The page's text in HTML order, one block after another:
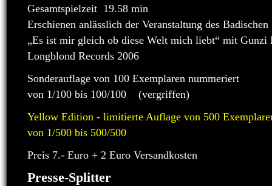
Gesamtspielzeit 19.58 min
Erschienen anlässlich der Veranstaltung des
„Es ist mir gleich ob diese Welt mich liebt“ mit
Longblond Records 2006
Sonderauflage von 100 Exemplaren nummeriert
von 1/100 bis 100/100 (vergriffen)
Yellow Edition - limitierte Auflage von 500
von 1/500 bis 500/500
Preis 7.- Euro + 2 Euro Versandkosten
Presse-Splitter